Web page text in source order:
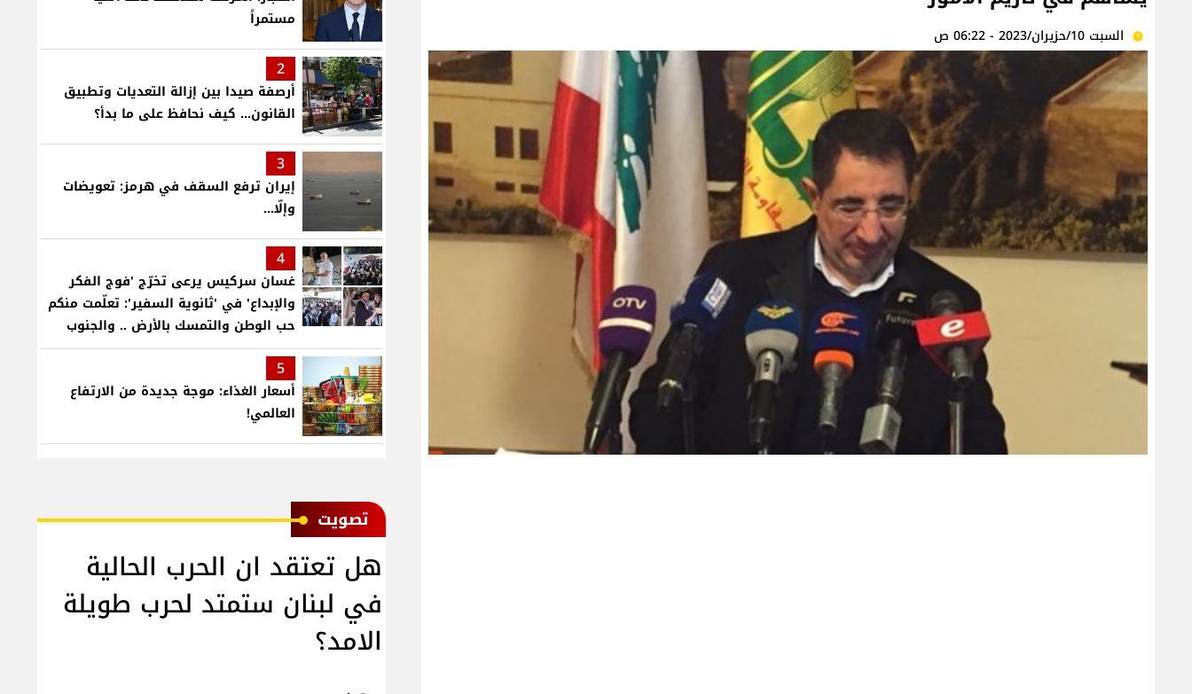
السبت 10/حزيران/2023 - 06:22 ص
مستمراً
2
أرصفة صيدا بين إزالة التعديات وتطبيق
القانون... كيف نحافظ على ما بدأ؟
3
إيران ترفع السقف في هرمز: تعويضات
وإلّا...
4
غسان سركيس يرعى تخرّج 'فوج الفكر
والإبداع' في 'ثانوية السفير': تعلّمت منكم
حب الوطن والتمسك بالأرض .. والجنوب
هو عزة وكرامة لبنان
5
أسعار الغذاء: موجة جديدة من الارتفاع
العالمي!
ﺗﺼﻮﻳﺖ
هل تعتقد ان الحرب الحالية
في لبنان ستمتد لحرب طويلة
الامد؟